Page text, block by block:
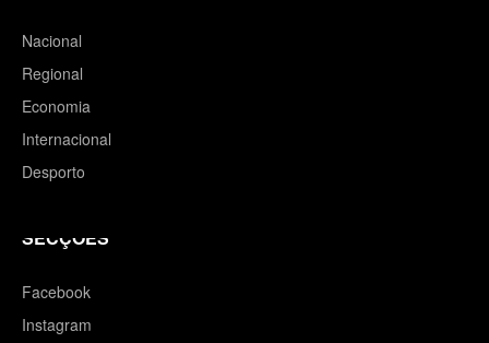
Nacional
Regional
Economia
Internacional
Desporto
SECÇÕES
Facebook
Instagram